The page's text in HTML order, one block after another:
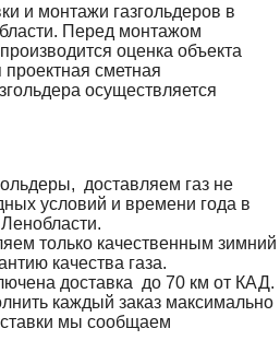
и монтажи газгольдеров в
Перед монтажом
оценка объекта
сметная
осуществляется
доставляем газ не
условий и времени года в
только качественным зимний
качества газа.
доставка до 70 км от КАД.
каждый заказ максимально
мы сообщаем